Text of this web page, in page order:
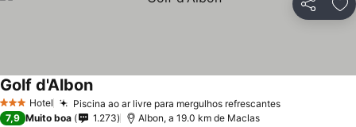
Partilhar
3 EstrelasHotel Piscina ao ar livre para mergulhos refrescantes
Golf d'Albon
7,9 Muito boa 1.273 Albon, a 19.0 km de Maclas